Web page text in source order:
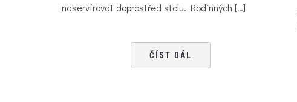
naservírovat doprostřed stolu. Rodinných […]
ČÍST DÁL